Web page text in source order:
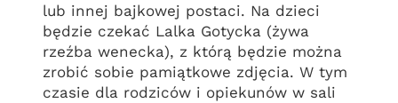
lub innej bajkowej postaci. Na dzieci
będzie czekać Lalka Gotycka (żywa
rzeźba wenecka), z którą będzie można
zrobić sobie pamiątkowe zdjęcia. W tym
czasie dla rodziców i opiekunów w sali